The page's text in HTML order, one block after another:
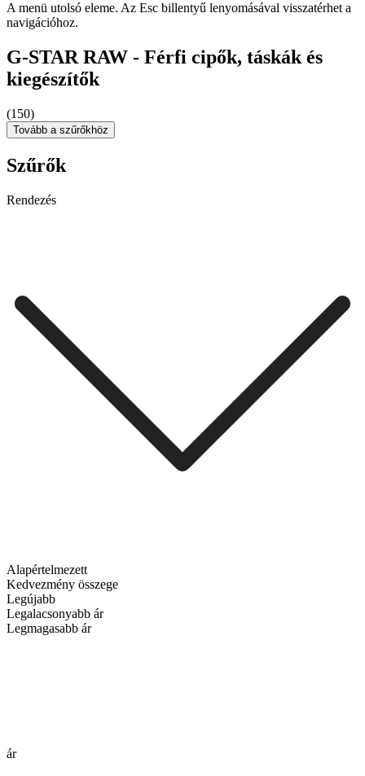
A menü utolsó eleme. Az Esc billentyű lenyomásával visszatérhet a
navigációhoz.
G-STAR RAW - Férfi cipők, táskák és
kiegészítők
(150)
Tovább a szűrőkhöz
Szűrők
Rendezés
Alapértelmezett
Kedvezmény összege
Legújabb
Legalacsonyabb ár
Legmagasabb ár
ár